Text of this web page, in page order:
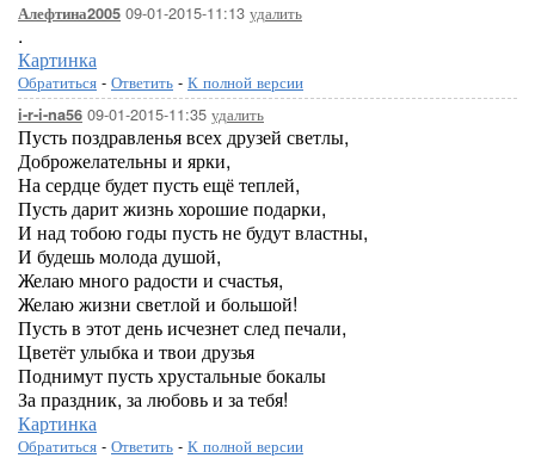
Алефтина2005 09-01-2015-11:13 удалить
.
Картинка
Обратиться - Ответить - К полной версии
i-r-i-na56 09-01-2015-11:35 удалить
Пусть поздравленья всех друзей светлы,
Доброжелательны и ярки,
На сердце будет пусть ещё теплей,
Пусть дарит жизнь хорошие подарки,
И над тобою годы пусть не будут властны,
И будешь молода душой,
Желаю много радости и счастья,
Желаю жизни светлой и большой!
Пусть в этот день исчезнет след печали,
Цветёт улыбка и твои друзья
Поднимут пусть хрустальные бокалы
За праздник, за любовь и за тебя!
Картинка
Обратиться - Ответить - К полной версии